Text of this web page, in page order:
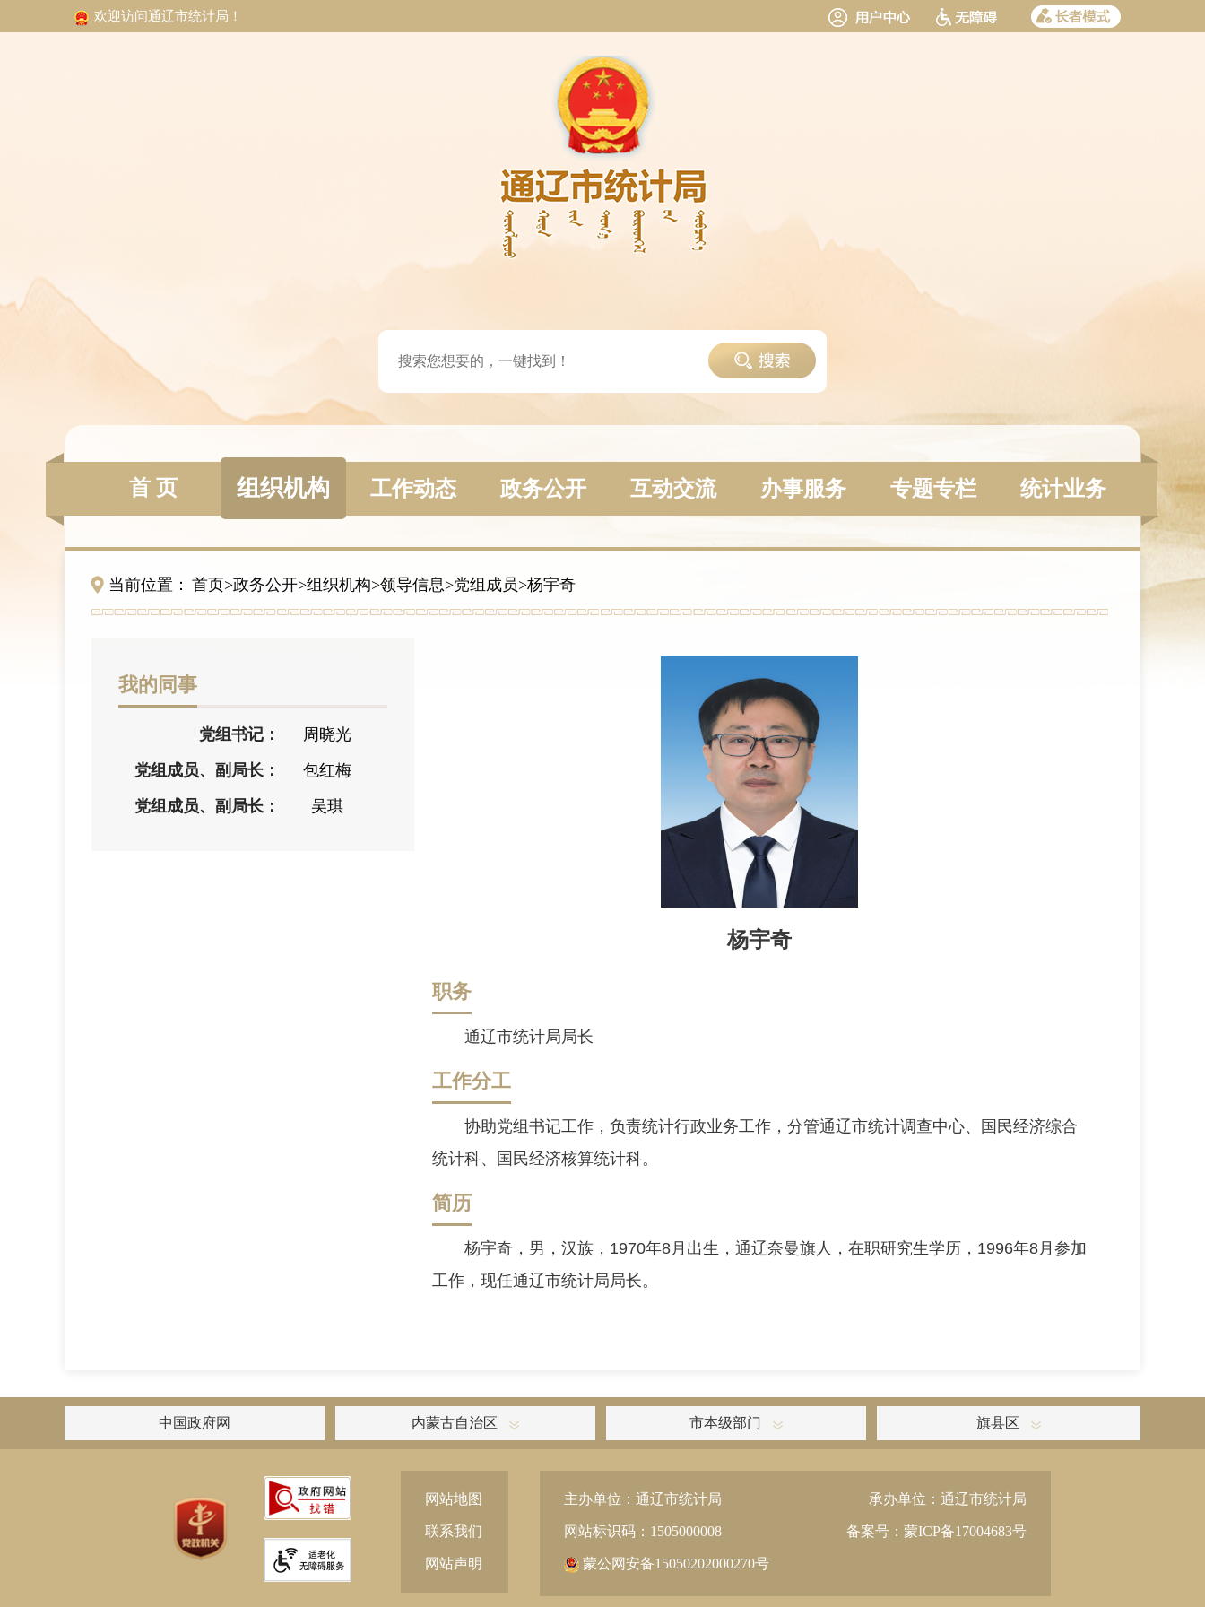
欢迎访问通辽市统计局！
首 页 组织机构 工作动态 政务公开 互动交流 办事服务 专题专栏 统计业务
当前位置： 首页>政务公开>组织机构>领导信息>党组成员>杨宇奇
我的同事
党组书记：
周晓光
党组成员、副局长：
包红梅
党组成员、副局长：
吴琪
杨宇奇
职务
通辽市统计局局长
工作分工
协助党组书记工作，负责统计行政业务工作，分管通辽市统计调查中心、国民经济综合
统计科、国民经济核算统计科。
简历
杨宇奇，男，汉族，1970年8月出生，通辽奈曼旗人，在职研究生学历，1996年8月参加
工作，现任通辽市统计局局长。
中国政府网 内蒙古自治区 市本级部门 旗县区
网站地图
联系我们
网站声明
主办单位：通辽市统计局 承办单位：通辽市统计局
网站标识码：1505000008 备案号：蒙ICP备17004683号
蒙公网安备15050202000270号